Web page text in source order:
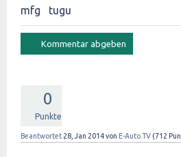
mfg tugu
0
Punkte
Beantwortet 28, Jan 2014von E-Auto.TV (712